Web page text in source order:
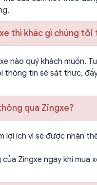
thì khác gì chúng tôi
nào quý khách muốn.
tin sẽ sát thực,
qua Zingxe?
lợi ích vì sẽ được nhận
Zingxe ngay khi